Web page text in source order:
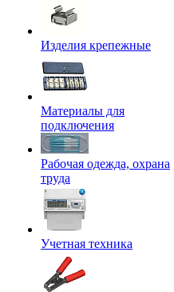
Изделия крепежные
Материалы для
подключения
Рабочая одежда, охрана
труда
Учетная техника